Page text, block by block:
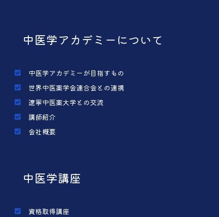
中医学アカデミーについて
中医学アカデミーが目指すもの
世界中医薬学会連合会との連携
遼寧中医薬大学との交流
講師紹介
会社概要
中医学講座
資格取得講座